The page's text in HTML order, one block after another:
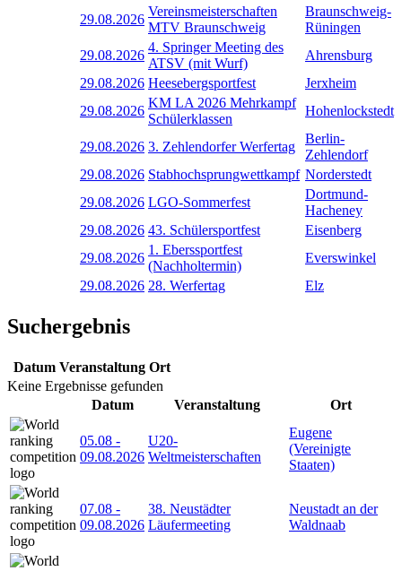
29.08.2026
Vereinsmeisterschaften
MTV Braunschweig
Braunschweig-
Rüningen
29.08.2026
4. Springer Meeting des
ATSV (mit Wurf)
Ahrensburg
29.08.2026 Heesebergsportfest
Jerxheim
29.08.2026
KM LA 2026 Mehrkampf
Schülerklassen
Hohenlockstedt
29.08.2026 3. Zehlendorfer Werfertag
Berlin-
Zehlendorf
29.08.2026 Stabhochsprungwettkampf Norderstedt
29.08.2026 LGO-Sommerfest
Dortmund-
Hacheney
29.08.2026 43. Schülersportfest
Eisenberg
29.08.2026
1. Eberssportfest
(Nachholtermin)
Everswinkel
29.08.2026 28. Werfertag Elz
Suchergebnis
Datum Veranstaltung Ort
Keine Ergebnisse gefunden
Datum
Veranstaltung Ort
05.08 -
09.08.2026
U20-
Weltmeisterschaften
Eugene
(Vereinigte
Staaten)
07.08 -
09.08.2026
38. Neustädter
Läufermeeting
Neustadt an der
Waldnaab